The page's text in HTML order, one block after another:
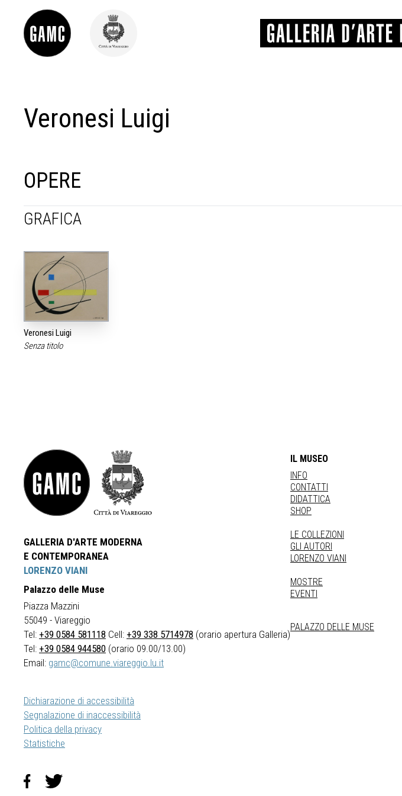
INFO
Veronesi Luigi
OPERE
GRAFICA
Veronesi Luigi
Senza titolo
GALLERIA D'ARTE MODERNA
E CONTEMPORANEA
LORENZO VIANI
Palazzo delle Muse
Piazza Mazzini
55049 - Viareggio
Tel: +39 0584 581118 Cell: +39 338 5714978 (orario apertura Galleria)
Tel: +39 0584 944580 (orario 09.00/13.00)
Email: gamc@comune.viareggio.lu.it
Dichiarazione di accessibilità
Segnalazione di inaccessibilità
Politica della privacy
Statistiche
IL MUSEO
INFO
CONTATTI
DIDATTICA
SHOP
LE COLLEZIONI
GLI AUTORI
LORENZO VIANI
MOSTRE
EVENTI
PALAZZO DELLE MUSE